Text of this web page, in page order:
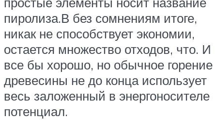
пиролиза.В без сомнениям итоге,
никак не способствует экономии,
остается множество отходов, что. И
все бы хорошо, но обычное горение
древесины не до конца использует
весь заложенный в энергоносителе
потенциал.